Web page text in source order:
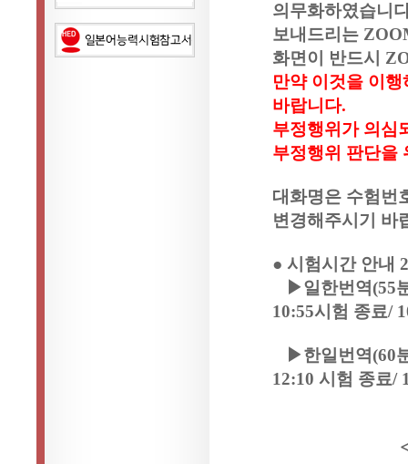
의무화하였습니
보내드리는
화면이 반드시
만약 이것을 이
바랍니다.
부정행위가 의심
부정행위 판단을
대화명은 수험번
변경해주시기 바
● 시험시간 안내
▶일한번역(55
10:55시험 종료/
▶한일번역(60
12:10 시험 종료/
<